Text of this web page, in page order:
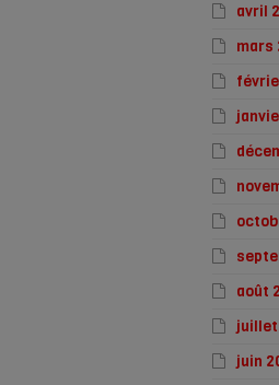
avril
mars
août
juillet
juin